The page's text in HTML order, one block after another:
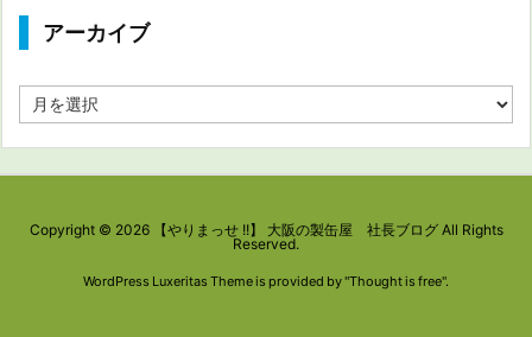
アーカイブ
ー
Copyright © 2026 【やりまっせ !!】 大阪の製缶屋 社長ブログAll Rights
Reserved.
WordPress Luxeritas Theme is provided by "Thought is free".